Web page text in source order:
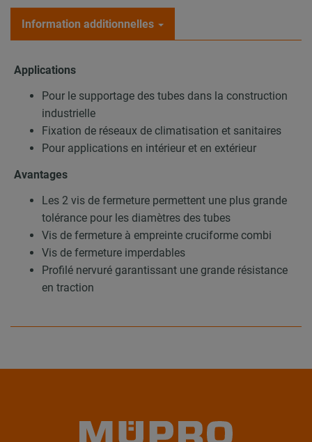
Information additionnelles
Applications
Pour le supportage des tubes dans la construction
industrielle
Fixation de réseaux de climatisation et sanitaires
Pour applications en intérieur et en extérieur
Avantages
Les 2 vis de fermeture permettent une plus grande
tolérance pour les diamètres des tubes
Vis de fermeture à empreinte cruciforme combi
Vis de fermeture imperdables
Profilé nervuré garantissant une grande résistance
en traction